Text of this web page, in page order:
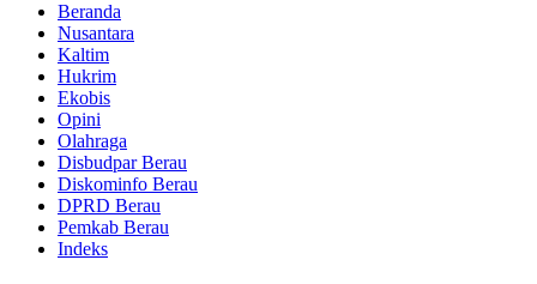
Beranda
Nusantara
Kaltim
Hukrim
Ekobis
Opini
Olahraga
Disbudpar Berau
Diskominfo Berau
DPRD Berau
Pemkab Berau
Indeks